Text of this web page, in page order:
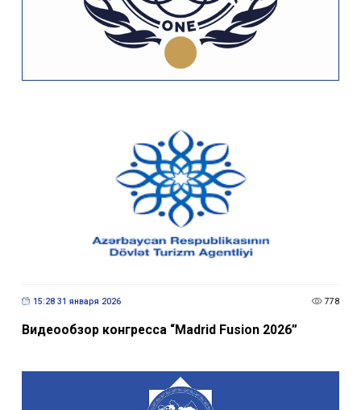
15:28 31 января 2026 778
Видеообзор конгресса “Madrid Fusion 2026”